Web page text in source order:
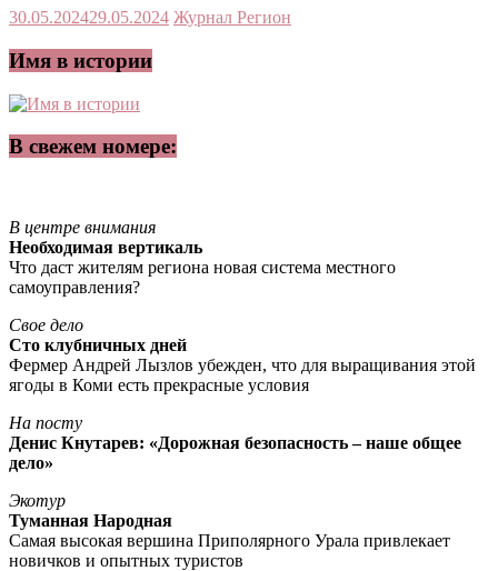
30.05.202429.05.2024 Журнал Регион
Имя в истории
В свежем номере:
В центре внимания
Необходимая вертикаль
Что даст жителям региона новая система местного
самоуправления?
Свое дело
Сто клубничных дней
Фермер Андрей Лызлов убежден, что для выращивания этой
ягоды в Коми есть прекрасные условия
На посту
Денис Кнутарев: «Дорожная безопасность – наше общее
дело»
Экотур
Туманная Народная
Самая высокая вершина Приполярного Урала привлекает
новичков и опытных туристов